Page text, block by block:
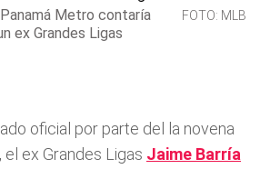
Metro contaría
ex Grandes Ligas
FOTO: MLB
oficial por parte del la novena
, el ex Grandes Ligas Jaime Barría